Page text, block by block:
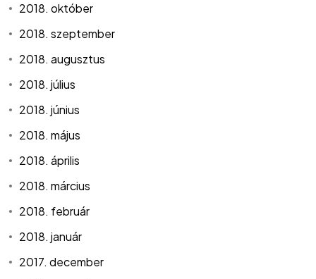
2018. október
2018. szeptember
2018. augusztus
2018. július
2018. június
2018. május
2018. április
2018. március
2018. február
2018. január
2017. december